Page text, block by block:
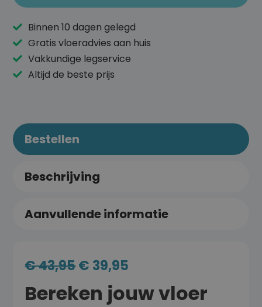
Binnen 10 dagen gelegd
Gratis vloeradvies aan huis
Vakkundige legservice
Altijd de beste prijs
Bestellen
Beschrijving
Aanvullende informatie
€43,95€ 39,95
Bereken jouw vloer